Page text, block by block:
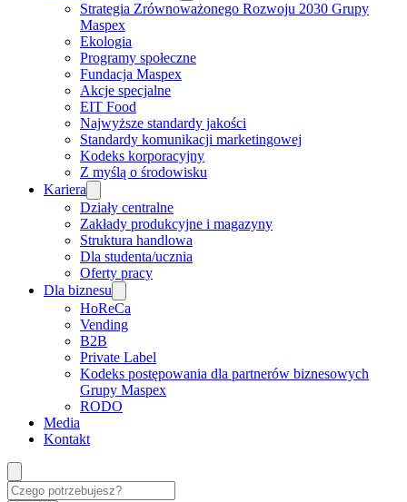
Strategia Zrównoważonego Rozwoju 2030 Grupy
Maspex
Ekologia
Programy społeczne
Fundacja Maspex
Akcje specjalne
EIT Food
Najwyższe standardy jakości
Standardy komunikacji marketingowej
Kodeks korporacyjny
Z myślą o środowisku
Kariera
Działy centralne
Zakłady produkcyjne i magazyny
Struktura handlowa
Dla studenta/ucznia
Oferty pracy
Dla biznesu
HoReCa
Vending
B2B
Private Label
Kodeks postępowania dla partnerów biznesowych
Grupy Maspex
RODO
Media
Kontakt